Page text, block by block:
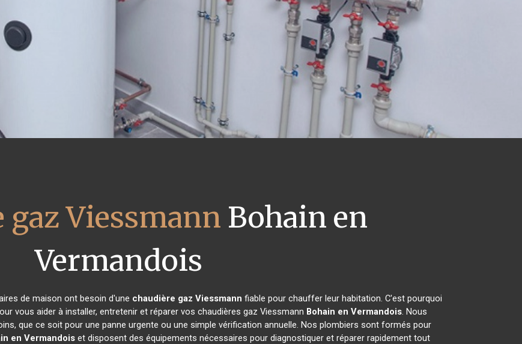
gaz Viessmann Bohain en
Vermandois
de maison ont besoin d'une chaudière gaz Viessmann fiable pour chauffer leur habitation. C'est pourquoi
vous aider à installer, entretenir et réparer vos chaudières gaz Viessmann Bohain en Vermandois. Nous
que ce soit pour une panne urgente ou une simple vérification annuelle. Nos plombiers sont formés pour
en Vermandois et disposent des équipements nécessaires pour diagnostiquer et réparer rapidement tout